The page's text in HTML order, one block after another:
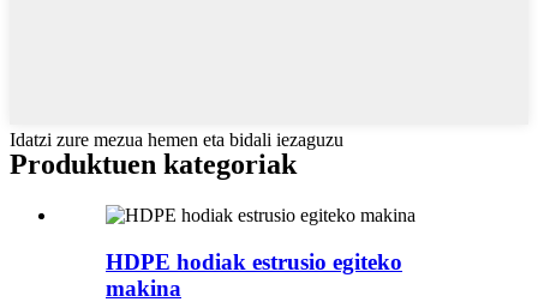
Idatzi zure mezua hemen eta bidali iezaguzu
Produktuen kategoriak
HDPE hodiak estrusio egiteko
makina